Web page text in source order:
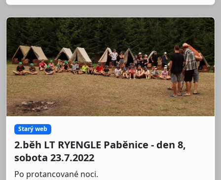
Starý web
2.běh LT RYENGLE Paběnice - den 8,
sobota 23.7.2022
Po protancované noci.